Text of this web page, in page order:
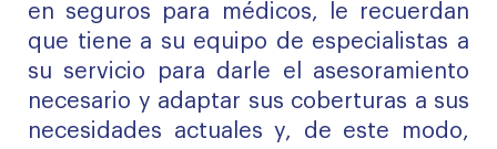
en seguros para médicos, le recuerdan
que tiene a su equipo de especialistas a
su servicio para darle el asesoramiento
necesario y adaptar sus coberturas a sus
necesidades actuales y, de este modo,